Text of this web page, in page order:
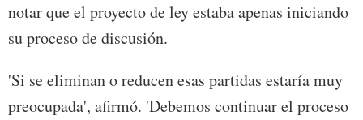
notar que el proyecto de ley estaba apenas iniciando
su proceso de discusión.
'Si se eliminan o reducen esas partidas estaría muy
preocupada', afirmó. 'Debemos continuar el proceso